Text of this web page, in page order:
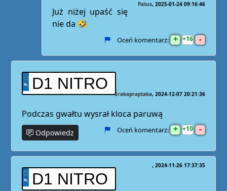
Patus 2025-01-24 09:16:46
Już niżej upaść się
nie da 🤣
Oceń komentarz: + 16 -
D1 NITRO
Srakapraptaka 2024-12-07 20:21:36
Podczas gwałtu wysrał kloca paruwą
Odpowiedz Oceń komentarz: + 10 -
D1 NITRO
2024-11-26 17:37:35